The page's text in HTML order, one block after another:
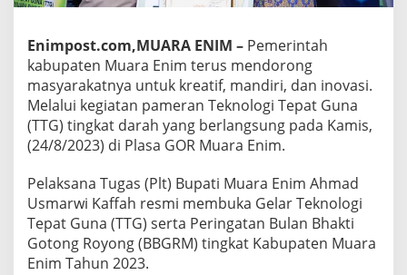
Enimpost.com,MUARA ENIM – Pemerintah
kabupaten Muara Enim terus mendorong
masyarakatnya untuk kreatif, mandiri, dan inovasi.
Melalui kegiatan pameran Teknologi Tepat Guna
(TTG) tingkat darah yang berlangsung pada Kamis,
(24/8/2023) di Plasa GOR Muara Enim.
Pelaksana Tugas (Plt) Bupati Muara Enim Ahmad
Usmarwi Kaffah resmi membuka Gelar Teknologi
Tepat Guna (TTG) serta Peringatan Bulan Bhakti
Gotong Royong (BBGRM) tingkat Kabupaten Muara
Enim Tahun 2023.